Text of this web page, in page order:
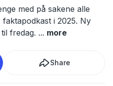
med på sakene alle
i 2025. Ny
fredag. ... more
Share